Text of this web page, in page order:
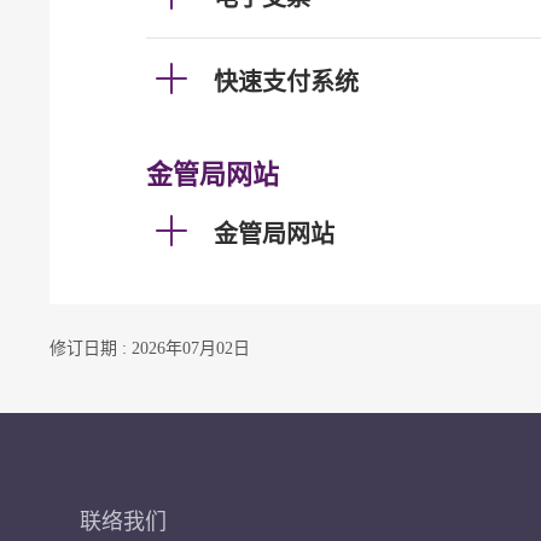
快速支付系统
金管局网站
金管局网站
修订日期 : 2026年07月02日
联络我们